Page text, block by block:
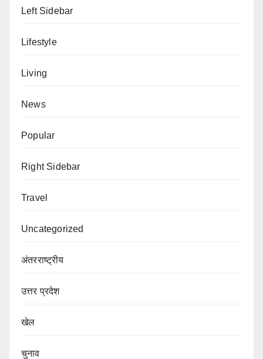
Left Sidebar
Lifestyle
Living
News
Popular
Right Sidebar
Travel
Uncategorized
अंतरराष्ट्रीय
उत्तर प्रदेश
खेल
चुनाव